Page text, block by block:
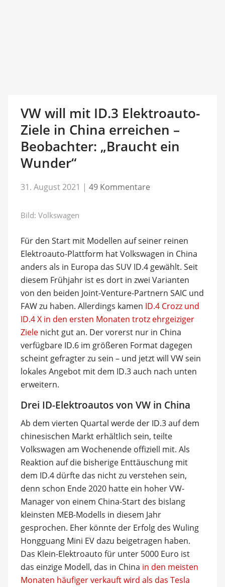
VW will mit ID.3 Elektroauto-
Ziele in China erreichen –
Beobachter: „Braucht ein
Wunder“
31. August 2021 | 49 Kommentare
Bild: Volkswagen
Für den Start mit Modellen auf seiner reinen
Elektroauto-Plattform hat Volkswagen in China
anders als in Europa das SUV ID.4 gewählt. Seit
diesem Frühjahr ist es dort in zwei Varianten
von den beiden Joint-Venture-Partnern SAIC und
FAW zu haben. Allerdings kamen ID.4 Crozz und
ID.4 X in den ersten Monaten trotz ehrgeiziger
Zielenicht gut an. Der vorerst nur in China
verfügbare ID.6 im größeren Format dagegen
scheint gefragter zu sein – und jetzt will VW sein
lokales Angebot mit dem ID.3 auch nach unten
erweitern.
Drei ID-Elektroautos von VW in China
Ab dem vierten Quartal werde der ID.3 auf dem
chinesischen Markt erhältlich sein, teilte
Volkswagen am Wochenende offiziell mit. Als
Reaktion auf die bisherige Enttäuschung mit
dem ID.4 dürfte das nicht zu verstehen sein,
denn schon Ende 2020 hatte ein hoher VW-
Manager von einem China-Start des bislang
kleinsten MEB-Modells in diesem Jahr
gesprochen. Eher könnte der Erfolg des Wuling
Hongguang Mini EV dazu beigetragen haben.
Das Klein-Elektroauto für unter 5000 Euro ist
das einzige Modell, das in China in den meisten
Monaten häufiger verkauft wird als das Tesla